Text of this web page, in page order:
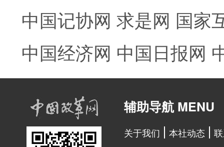
中国记协网 求是网 国家
中国经济网 中国日报网
辅助导航 MENU
关于我们 本社动态